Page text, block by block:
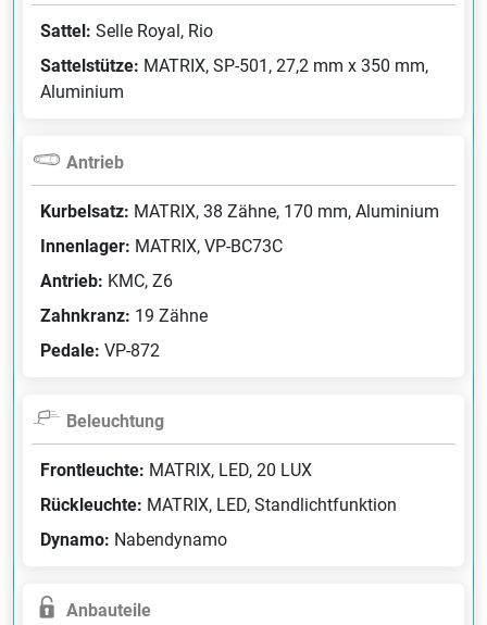
Sattel: Selle Royal, Rio
Sattelstütze: MATRIX, SP-501, 27,2 mm x 350 mm,
Aluminium
Antrieb
Kurbelsatz: MATRIX, 38 Zähne, 170 mm, Aluminium
Innenlager: MATRIX, VP-BC73C
Antrieb: KMC, Z6
Zahnkranz: 19 Zähne
Pedale: VP-872
Beleuchtung
Frontleuchte: MATRIX, LED, 20 LUX
Rückleuchte: MATRIX, LED, Standlichtfunktion
Dynamo: Nabendynamo
Anbauteile